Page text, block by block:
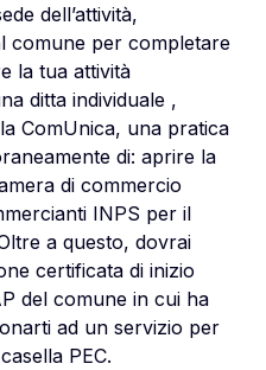
dell’attività,
comune per completare
la tua attività
ditta individuale ,
ComUnica, una pratica
di: aprire la
di commercio
INPS per il
a questo, dovrai
certificata di inizio
del comune in cui ha
ad un servizio per
PEC.